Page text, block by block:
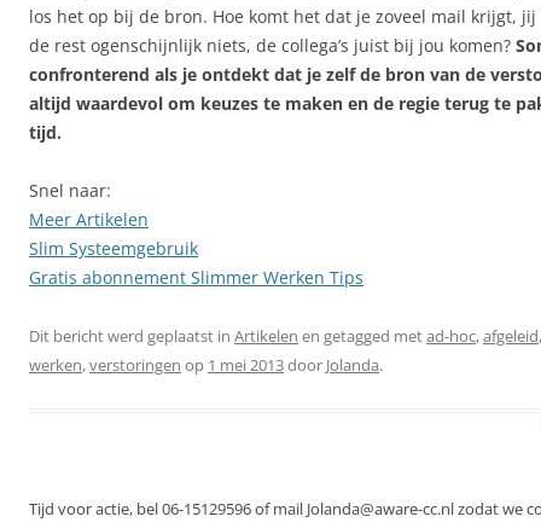
los het op bij de bron. Hoe komt het dat je zoveel mail krijgt,
de rest ogenschijnlijk niets, de collega’s juist bij jou komen?
confronterend als je ontdekt dat je zelf de bron van de
altijd waardevol om keuzes te maken en de regie terug te
tijd.
Snel naar:
Meer Artikelen
Slim Systeemgebruik
Gratis abonnement Slimmer Werken Tips
Dit bericht werd geplaatst in Artikelen en getagged metad-hoc,afgeleid
werken,verstoringen op 1 mei 2013door Jolanda.
Tijd voor actie, bel 06-15129596 of mail Jolanda@aware-cc.nl zodat we